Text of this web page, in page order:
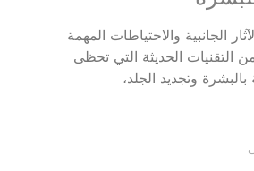
الجانبية والاحتياطات المهمة
التقنيات الحديثة التي تحظى
وتجديد الجلد،